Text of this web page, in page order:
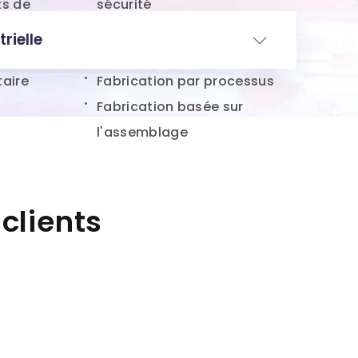
de
sécurité
et
Fabrication par processus
Fabrication basée sur
l'assemblage